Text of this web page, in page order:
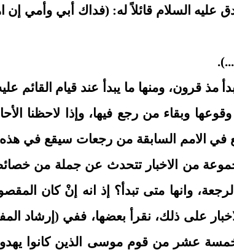
عليه السلام قائلاً له: (فداك أبي وأمي
مذ قرون، ومنها ما يبدأ عند قيام
وبقاء من رجع فيها، وإذا لاحظنا
في الامم السابقة من رجعات سيقع في
من الاخبار تتحدث عن جملة من
وانها متى تبدأ؟ إذ انه إنْ كان
على ذلك، نقرأ بعضها، ففي (إرشاد
عشر من قوم موسى الذين كانوا